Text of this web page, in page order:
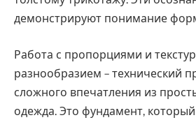
демонстрируют понимание
Работа с пропорциями и
разнообразием – технический
сложного впечатления из
одежда. Это фундамент,